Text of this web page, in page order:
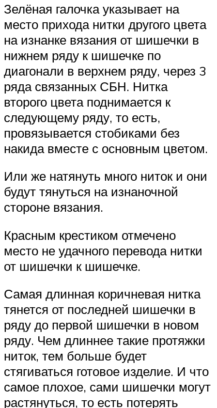
Зелёная галочка указывает на
место прихода нитки другого цвета
на изнанке вязания от шишечки в
нижнем ряду к шишечке по
диагонали в верхнем ряду, через 3
ряда связанных СБН. Нитка
второго цвета поднимается к
следующему ряду, то есть,
провязывается стобиками без
накида вместе с основным цветом.
Или же натянуть много ниток и они
будут тянуться на изнаночной
стороне вязания.
Красным крестиком отмечено
место не удачного перевода нитки
от шишечки к шишечке.
Самая длинная коричневая нитка
тянется от последней шишечки в
ряду до первой шишечки в новом
ряду. Чем длиннее такие протяжки
ниток, тем больше будет
стягиваться готовое изделие. И что
самое плохое, сами шишечки могут
растянуться, то есть потерять